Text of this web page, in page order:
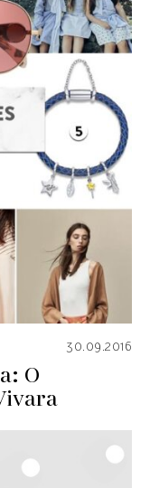
30.09.2016
O